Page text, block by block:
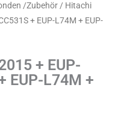
/Zubehör/ Hitachi
+ EUP-L74M + EUP-
+ EUP-
EUP-L74M +